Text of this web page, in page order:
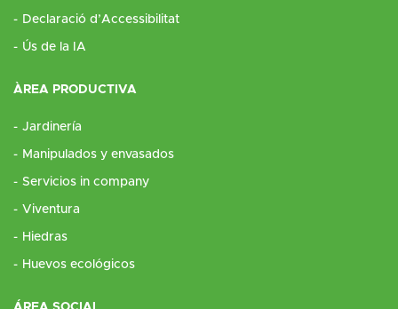
Declaració d’Accessibilitat
Ús de la IA
ÀREA PRODUCTIVA
Jardinería
Manipulados y envasados
Servicios in company
Viventura
Hiedras
Huevos ecológicos